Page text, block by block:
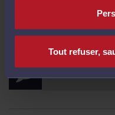
Tout refuser,
CONSULTER
POSER UNE